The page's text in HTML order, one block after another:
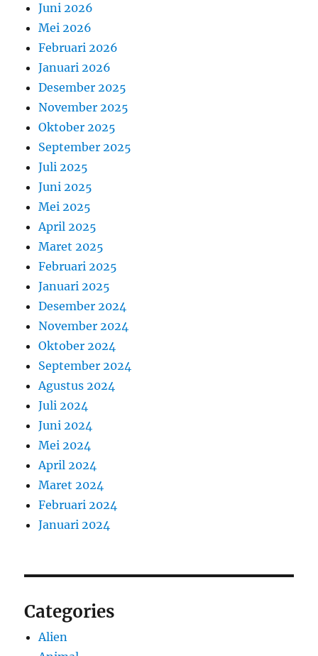
Juni 2026
Mei 2026
Februari 2026
Januari 2026
Desember 2025
November 2025
Oktober 2025
September 2025
Juli 2025
Juni 2025
Mei 2025
April 2025
Maret 2025
Februari 2025
Januari 2025
Desember 2024
November 2024
Oktober 2024
September 2024
Agustus 2024
Juli 2024
Juni 2024
Mei 2024
April 2024
Maret 2024
Februari 2024
Januari 2024
Categories
Alien